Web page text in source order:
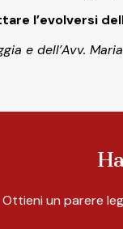
l’evolversi
e dell’Avv.
Ottieni un parere